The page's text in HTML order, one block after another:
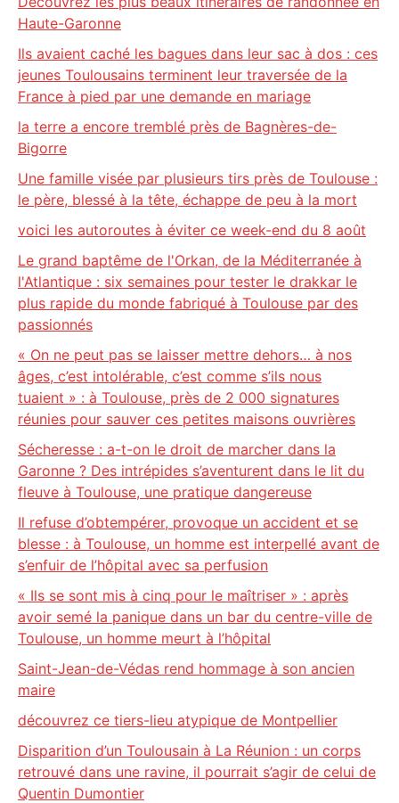
Haute-Garonne
Ils avaient caché les bagues dans leur sac à dos : ces
jeunes Toulousains terminent leur traversée de la
France à pied par une demande en mariage
la terre a encore tremblé près de Bagnères-de-
Bigorre
Une famille visée par plusieurs tirs près de Toulouse :
le père, blessé à la tête, échappe de peu à la mort
voici les autoroutes à éviter ce week-end du 8 août
Le grand baptême de l'Orkan, de la Méditerranée à
l'Atlantique : six semaines pour tester le drakkar le
plus rapide du monde fabriqué à Toulouse par des
passionnés
« On ne peut pas se laisser mettre dehors… à nos
âges, c’est intolérable, c’est comme s’ils nous
tuaient » : à Toulouse, près de 2 000 signatures
réunies pour sauver ces petites maisons ouvrières
Sécheresse : a-t-on le droit de marcher dans la
Garonne ? Des intrépides s’aventurent dans le lit du
fleuve à Toulouse, une pratique dangereuse
Il refuse d’obtempérer, provoque un accident et se
blesse : à Toulouse, un homme est interpellé avant de
s’enfuir de l’hôpital avec sa perfusion
« Ils se sont mis à cinq pour le maîtriser » : après
avoir semé la panique dans un bar du centre-ville de
Toulouse, un homme meurt à l’hôpital
Saint-Jean-de-Védas rend hommage à son ancien
maire
découvrez ce tiers-lieu atypique de Montpellier
Disparition d’un Toulousain à La Réunion : un corps
retrouvé dans une ravine, il pourrait s’agir de celui de
Quentin Dumontier